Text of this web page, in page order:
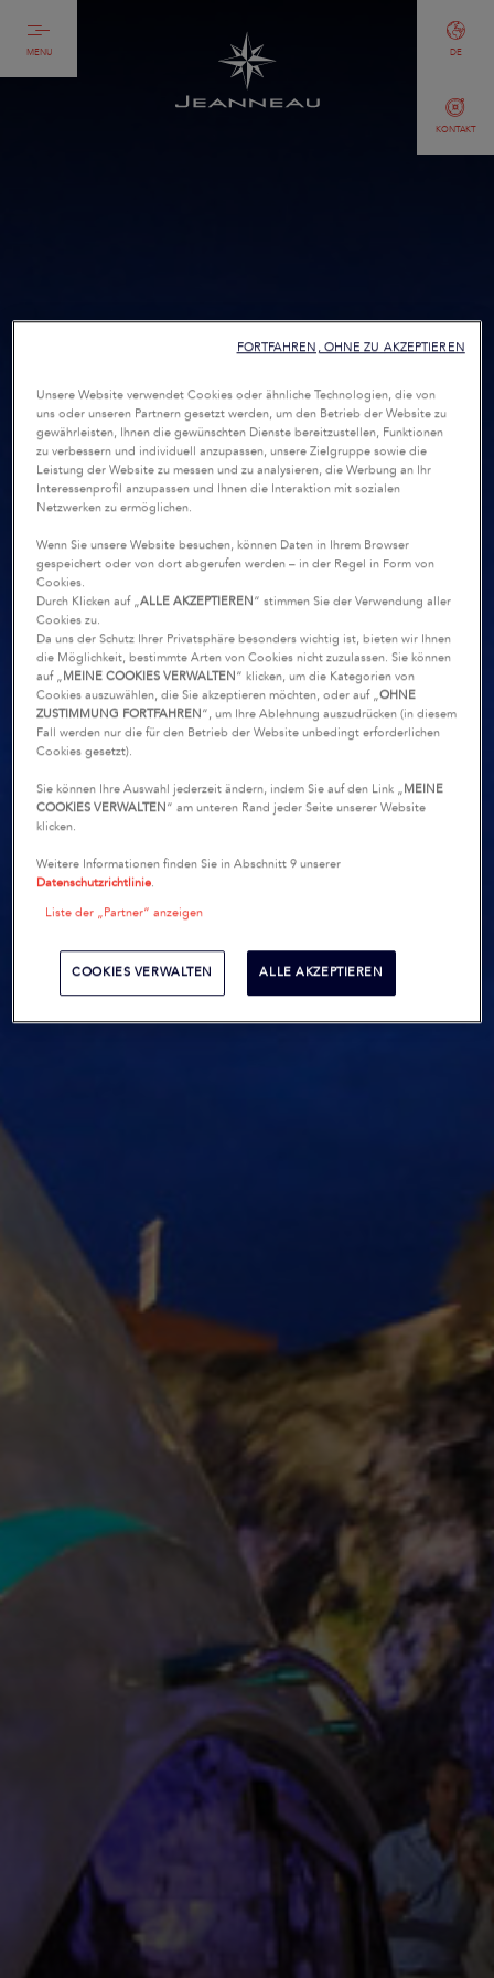
MENU
KONTAKT
DE
Unsere Website verwendet Cookies oder ähnliche Technologien, die von
uns oder unseren Partnern gesetzt werden, um den Betrieb der Website zu
gewährleisten, Ihnen die gewünschten Dienste bereitzustellen, Funktionen
zu verbessern und individuell anzupassen, unsere Zielgruppe sowie die
Leistung der Website zu messen und zu analysieren, die Werbung an Ihr
Interessenprofil anzupassen und Ihnen die Interaktion mit sozialen
Netzwerken zu ermöglichen.
Wenn Sie unsere Website besuchen, können Daten in Ihrem Browser
gespeichert oder von dort abgerufen werden – in der Regel in Form von
Cookies.
Durch Klicken auf „ALLE AKZEPTIEREN“ stimmen Sie der Verwendung aller
Cookies zu.
Da uns der Schutz Ihrer Privatsphäre besonders wichtig ist, bieten wir Ihnen
die Möglichkeit, bestimmte Arten von Cookies nicht zuzulassen. Sie können
auf „MEINE COOKIES VERWALTEN“ klicken, um die Kategorien von
Cookies auszuwählen, die Sie akzeptieren möchten, oder auf „OHNE
ZUSTIMMUNG FORTFAHREN“, um Ihre Ablehnung auszudrücken (in diesem
Fall werden nur die für den Betrieb der Website unbedingt erforderlichen
Cookies gesetzt).
Sie können Ihre Auswahl jederzeit ändern, indem Sie auf den Link „MEINE
COOKIES VERWALTEN“ am unteren Rand jeder Seite unserer Website
klicken.
Weitere Informationen finden Sie in Abschnitt 9 unserer
Datenschutzrichtlinie.
Liste der „Partner“ anzeigen
COOKIES VERWALTEN ALLE AKZEPTIEREN
FORTFAHREN, OHNE ZU AKZEPTIEREN